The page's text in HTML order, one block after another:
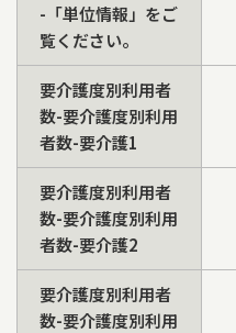
-「単位情報」をご
覧ください。
要介護度別利用者
数-要介護度別利用
者数-要介護1
要介護度別利用者
数-要介護度別利用
者数-要介護2
要介護度別利用者
数-要介護度別利用